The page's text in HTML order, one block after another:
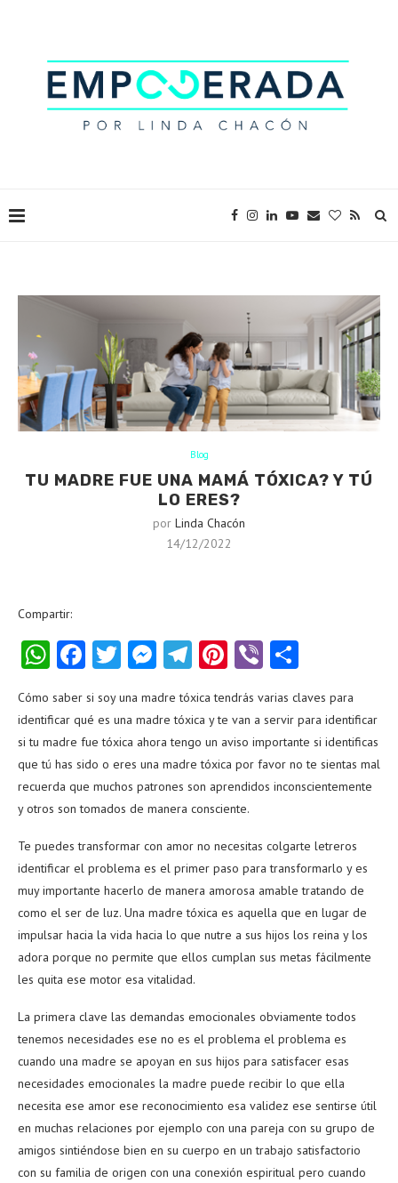
Blog
TU MADRE FUE UNA MAMÁ TÓXICA? Y TÚ
LO ERES?
por Linda Chacón
14/12/2022
Compartir:
WhatsApp
Facebook
Twitter
Messenger
Telegram
Pinterest
Viber
Cómo saber si soy una madre tóxica tendrás varias claves para
identificar qué es una madre tóxica y te van a servir para identificar
si tu madre fue tóxica ahora tengo un aviso importante si identificas
que tú has sido o eres una madre tóxica por favor no te sientas mal
recuerda que muchos patrones son aprendidos inconscientemente
y otros son tomados de manera consciente.
Te puedes transformar con amor no necesitas colgarte letreros
identificar el problema es el primer paso para transformarlo y es
muy importante hacerlo de manera amorosa amable tratando de
como el ser de luz. Una madre tóxica es aquella que en lugar de
impulsar hacia la vida hacia lo que nutre a sus hijos los reina y los
adora porque no permite que ellos cumplan sus metas fácilmente
les quita ese motor esa vitalidad.
La primera clave las demandas emocionales obviamente todos
tenemos necesidades ese no es el problema el problema es
cuando una madre se apoyan en sus hijos para satisfacer esas
necesidades emocionales la madre puede recibir lo que ella
necesita ese amor ese reconocimiento esa validez ese sentirse útil
en muchas relaciones por ejemplo con una pareja con su grupo de
amigos sintiéndose bien en su cuerpo en un trabajo satisfactorio
con su familia de origen con una conexión espiritual pero cuando